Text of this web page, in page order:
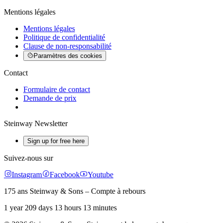
Mentions légales
Mentions légales
Politique de confidentialité
Clause de non-responsabilité
Paramètres des cookies
Contact
Formulaire de contact
Demande de prix
Steinway Newsletter
Sign up for free here
Suivez-nous sur
Instagram
Facebook
Youtube
175 ans Steinway & Sons – Compte à rebours
1 year 209 days 13 hours 13 minutes